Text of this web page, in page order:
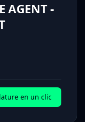
AGENT -
en un clic